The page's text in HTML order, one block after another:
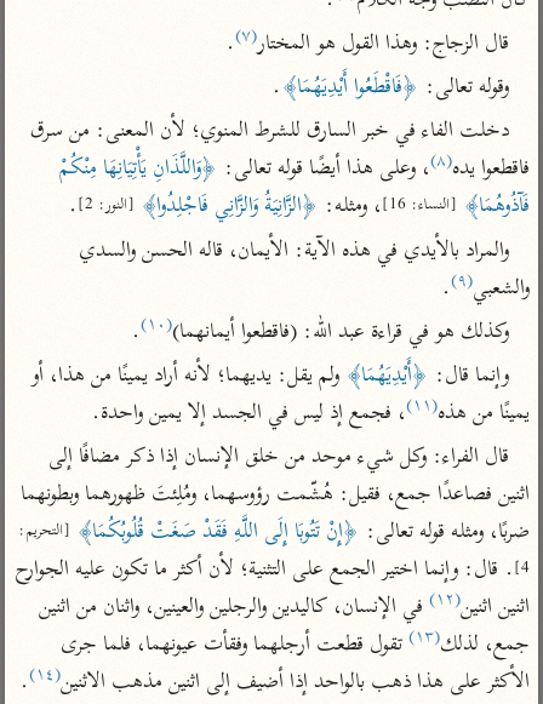
تفسير مكّي
محاسن التأويل
للقاسمي
تفسير الثعالبي
تفسير السمرقندي
تفسير الثعلبي
البحر المحيط لأبي
حيان
البسيط للواحدي
تفسير أبي السعود
الكشاف للزمخشري
موسوعة التفسير
المأثور
الدر المنثور
تفسير ابن أبي حاتم
تفسير مقاتل
اشترك لتصلك أخبار مشاريعنا
اشترك
راسلنا •تليجرام •تويتر
تعليمات•عن الباحث القرآني
قال الزجاج: وهذا القول هو المختار(٧) .
وقوله تعالى: ﴿فَاقْطَعُوا أَيْدِيَهُمَا﴾.
فاقطعوا يده(٨) ، وعلى هذا أيضًا قوله تعالى:
فَآذُوهُمَا﴾ [النساء: 16] ، ومثله: ﴿الزَّانِيَةُ وَالزَّانِي فَاجْلِدُوا﴾ [النور: 2]
.
والشعبي(٩) .
وكذلك هو في قراءة عبد الله: (فاقطعوا أيمانهما)(١٠)
.
وإنما قال: ﴿أَيْدِيَهُمَا﴾
ولم يقل: يديهما؛ لأنه أراد يمينًا من هذا، أو
يمينًا من هذه(١١)
، فجمع إذ ليس في الجسد إلا يمين واحدة.
ضربًا، ومثله قوله تعالى: ﴿إِنْ تَتُوبَا إِلَى اللَّهِ فَقَدْ صَغَتْ قُلُوبُكُمَا﴾
4]
اثنين اثنين(١٢)
جمع، لذلك(١٣)
الأكثر على هذا ذهب بالواحد إذا أضيف إلى اثنين مذهب الاثنين(١٤)